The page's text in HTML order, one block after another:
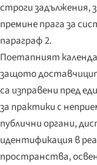
строги задължения,
премине прага за
параграф 2.
Поетапният
защото
са изправени пред
за практики с
публични органи,
идентификация в
пространства,